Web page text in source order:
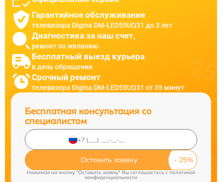
Гарантийное обслуживание
телевизора Digma DM-LED55UQ31 до 3 лет
Диагностика за наш счет,
ремонт по желанию
Бесплатный выезд курьера
в день обращения
Срочный ремонт
телевизора Digma DM-LED55UQ31 от 35 минут
Бесплатная консультация со
специалистом
Оставить заявку
Нажимая на кнопку "Оставить заявку" Вы соглашаетесь c политикой
конфиденциальности